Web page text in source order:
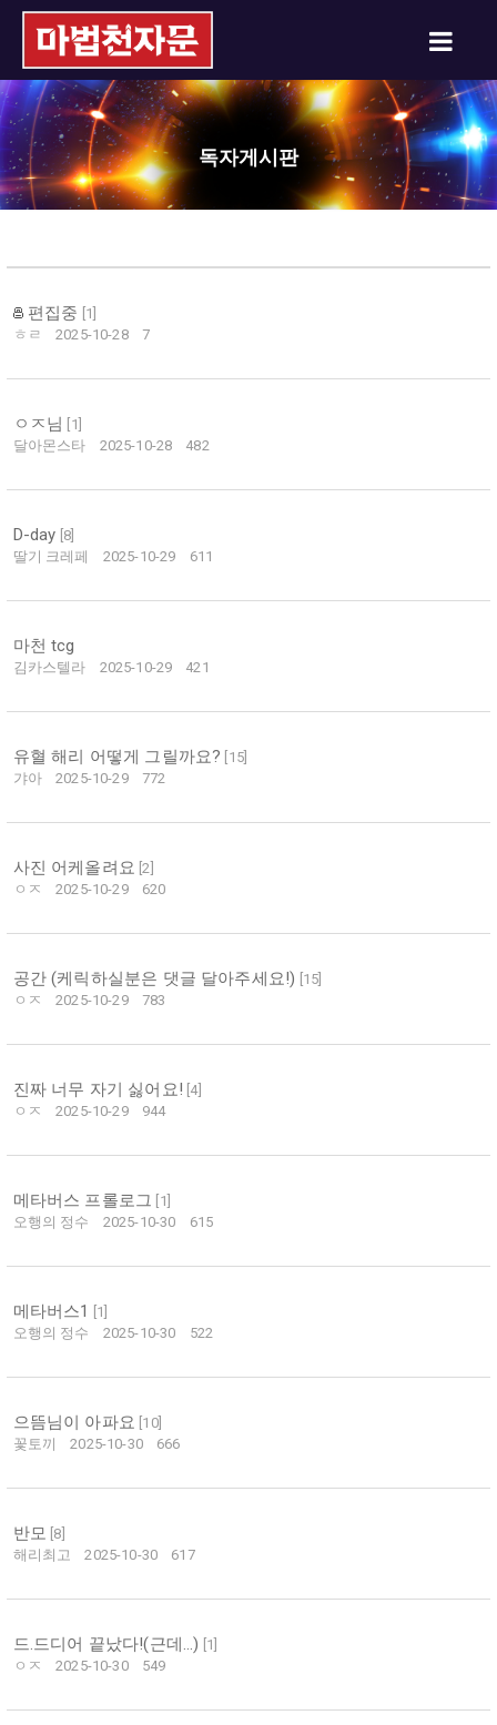
독자게시판
편집중 1
ㅎㄹ
2025-10-28 7
ㅇㅈ님 1
달아몬스타
2025-10-28 482
D-day 8
딸기 크레페
2025-10-29 611
마천 tcg
김카스텔라 2025-10-29 421
유혈 해리 어떻게 그릴까요? 15
갸아
2025-10-29 772
사진 어케올려요 [2
ㅇㅈ
2025-10-29 620
공간 (케릭하실분은 댓글 달아주세요!) 15
ㅇㅈ
2025-10-29 783
진짜 너무 자기 싫어요! 4]
ㅇㅈ
2025-10-29 944
메타버스 프롤로그 1
오행의 정수
2025-10-30 615
메타버스1 1
오행의 정수
2025-10-30 522
으뜸님이 아파요 10]
꽃토끼
2025-10-30 666
반모 8
해리최고
2025-10-30 617
드.드디어 끝났다!(근데...) 1
ㅇㅈ
2025-10-30 549